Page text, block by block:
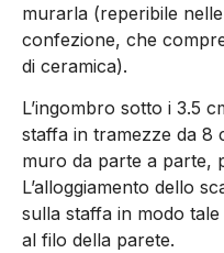
murarla (reperibile
confezione, che
di ceramica).
L’ingombro sotto i 3.5
staffa in tramezze da 8
muro da parte a parte,
L’alloggiamento dello
sulla staffa in modo
al filo della parete.